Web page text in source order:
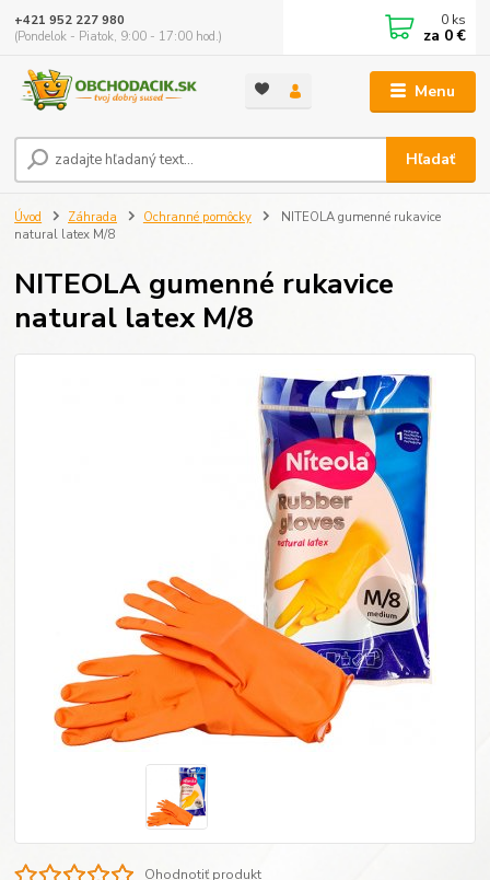
Menu
Hľadať
+421 952 227 980
(Pondelok - Piatok, 9:00 - 17:00 hod.)
0 ks
za 0 €
Úvod Záhrada Ochranné pomôcky
NITEOLA gumenné rukavice
natural latex M/8
NITEOLA gumenné rukavice
natural latex M/8
Ohodnotiť produkt